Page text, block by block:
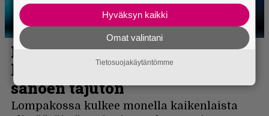
Hyväksyn kaikki
Omat valintani
Tietosuojakäytäntömme